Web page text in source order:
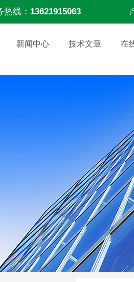
热线： 13621915063
新闻中心 技术文章 在